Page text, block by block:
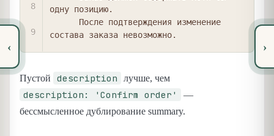
‹
одну позицию.
состава заказа невозможно.
Пустой description лучше, чем
description: 'Confirm order'
—
бессмысленное дублирование summary.
›